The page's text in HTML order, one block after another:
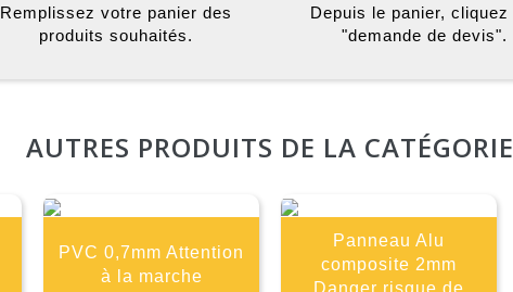
Remplissez votre panier des
produits souhaités.
Depuis le panier, cliquez
"demande de devis".
AUTRES PRODUITS DE LA CATÉGORIE
PVC 0,7mm Attention
à la marche
Panneau Alu
composite 2mm
Danger risque de